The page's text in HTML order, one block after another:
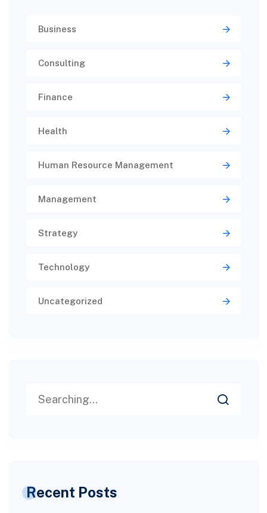
Business
Consulting
Finance
Health
Human Resource Management
Management
Strategy
Technology
Uncategorized
Recent Posts